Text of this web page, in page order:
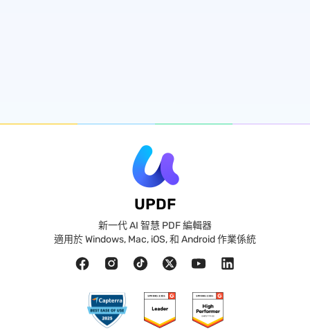
UPDF
新一代 AI 智慧 PDF 編輯器
適用於 Windows, Mac, iOS, 和 Android 作業係統